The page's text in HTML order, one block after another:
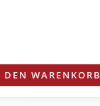
DEN WARENKORB